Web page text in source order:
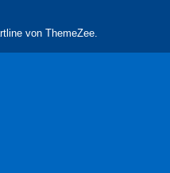
von ThemeZee.